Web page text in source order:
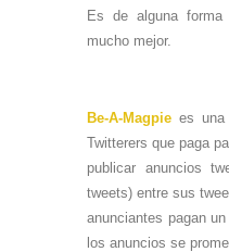
Es de alguna
mucho mejor.
Be-A-Magpie es una
Twitterers que paga
publicar anuncios
tweets) entre sus
anunciantes pagan
los anuncios se